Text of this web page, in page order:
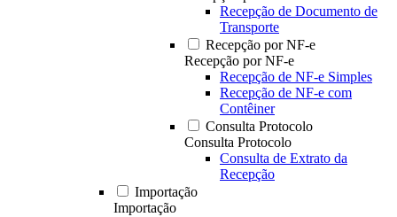
Recepção de Documento de
Transporte
Recepção por NF-e
Recepção por NF-e
Recepção de NF-e Simples
Recepção de NF-e com
Contêiner
Consulta Protocolo
Consulta Protocolo
Consulta de Extrato da
Recepção
Importação
Importação